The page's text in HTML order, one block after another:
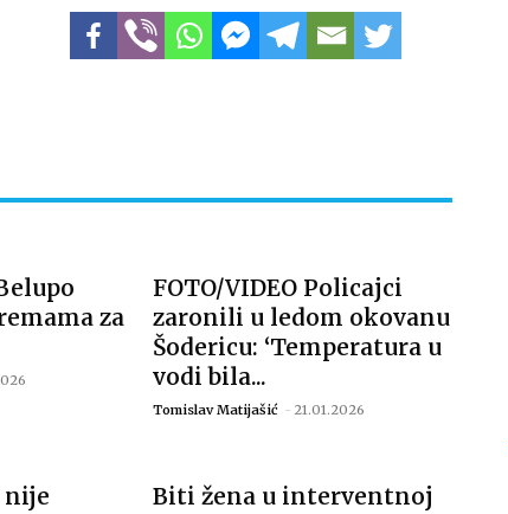
za
FOTO/VIDEO Policajci
zaronili u ledom okovanu
Šodericu: ‘Temperatura u
vodi bila...
Tomislav Matijašić - 21.01.2026
nije
Biti žena u interventnoj